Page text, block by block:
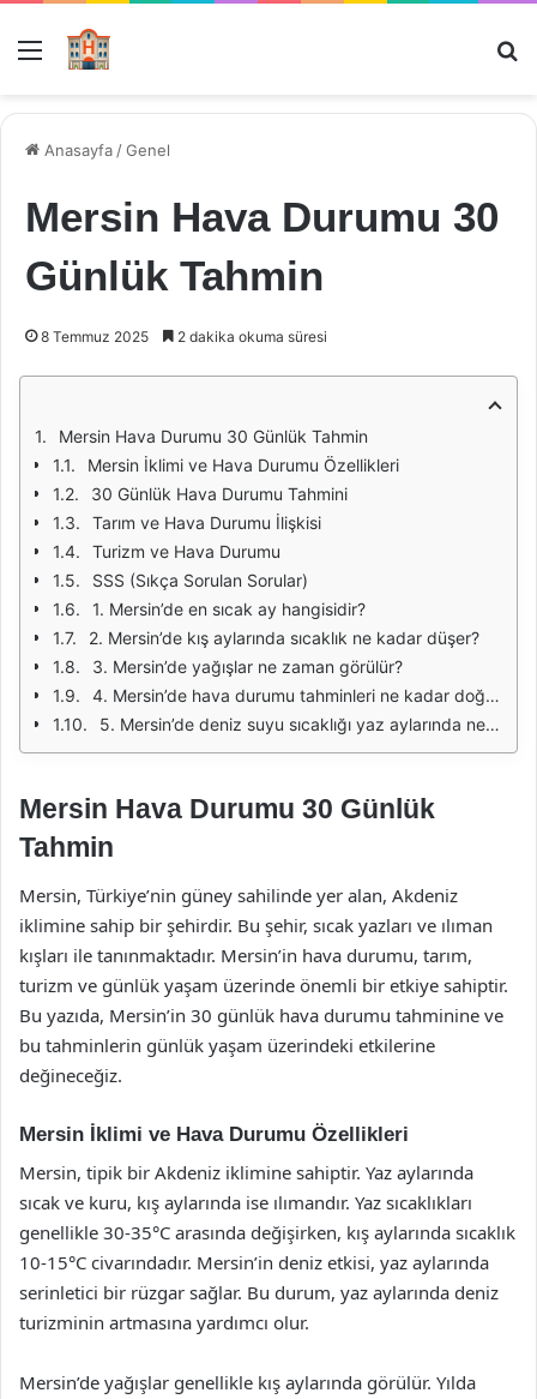
Menü
Anasayfa /Genel
Mersin Hava Durumu 30
Günlük Tahmin
8 Temmuz 2025 2 dakika okuma süresi
Mersin Hava Durumu 30 Günlük Tahmin
Mersin İklimi ve Hava Durumu Özellikleri
30 Günlük Hava Durumu Tahmini
Tarım ve Hava Durumu İlişkisi
Turizm ve Hava Durumu
SSS (Sıkça Sorulan Sorular)
1. Mersin’de en sıcak ay hangisidir?
2. Mersin’de kış aylarında sıcaklık ne kadar düşer?
3. Mersin’de yağışlar ne zaman görülür?
4. Mersin’de hava durumu tahminleri ne kadar doğrudur?
5. Mersin’de deniz suyu sıcaklığı yaz aylarında ne kadar olur?
Mersin Hava Durumu 30 Günlük
Tahmin
Mersin, Türkiye’nin güney sahilinde yer alan, Akdeniz
iklimine sahip bir şehirdir. Bu şehir, sıcak yazları ve ılıman
kışları ile tanınmaktadır. Mersin’in hava durumu, tarım,
turizm ve günlük yaşam üzerinde önemli bir etkiye sahiptir.
Bu yazıda, Mersin’in 30 günlük hava durumu tahminine ve
bu tahminlerin günlük yaşam üzerindeki etkilerine
değineceğiz.
Mersin İklimi ve Hava Durumu Özellikleri
Mersin, tipik bir Akdeniz iklimine sahiptir. Yaz aylarında
sıcak ve kuru, kış aylarında ise ılımandır. Yaz sıcaklıkları
genellikle 30-35°C arasında değişirken, kış aylarında sıcaklık
10-15°C civarındadır. Mersin’in deniz etkisi, yaz aylarında
serinletici bir rüzgar sağlar. Bu durum, yaz aylarında deniz
turizminin artmasına yardımcı olur.
Mersin’de yağışlar genellikle kış aylarında görülür. Yılda